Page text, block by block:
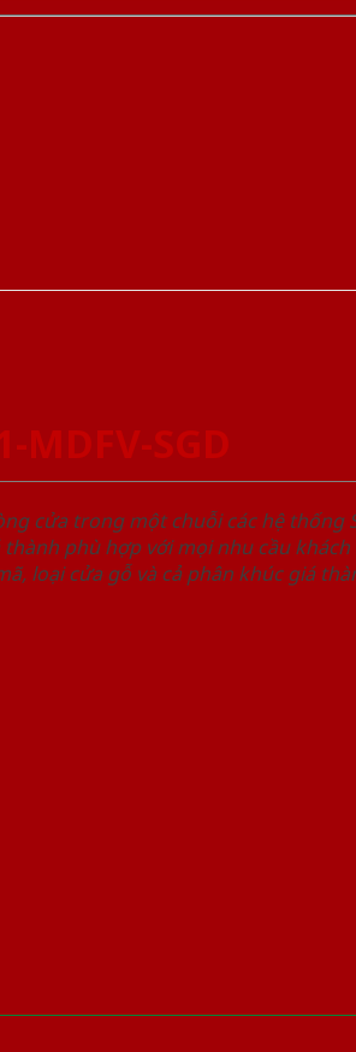
MDFV-SGD
cửa trong một chuỗi các hệ thống
phù hợp với mọi nhu cầu khách
loại cửa gỗ và cả phân khúc giá